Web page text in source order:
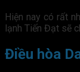
Hiện nay có rất
lạnh Tiến Đạt sẽ
Điều hòa